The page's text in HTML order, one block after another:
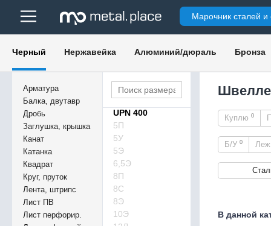
Марочник сталей и
Черный Нержавейка Алюминий/дюраль Бронза
Арматура
Балка, двутавр
Дробь
Заглушка, крышка
Канат
Катанка
Квадрат
Круг, пруток
Лента, штрипс
Лист ПВ
Лист перфорир.
UPN 220
UPN 240
UPN 260
UPN 280
UPN 320
UPN 350
UPN 380
UPN 400
5П
5У
5Э
6,5Э
8П
8С
8Э
10Э
Куплю 0
Б/У 0
В данной